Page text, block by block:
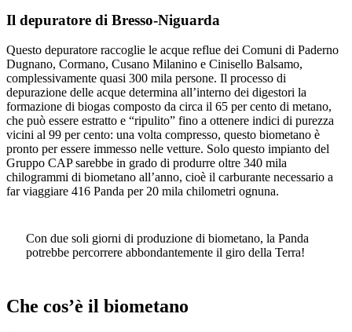
Il depuratore di Bresso-Niguarda
Questo depuratore raccoglie le acque reflue dei Comuni di Paderno
Dugnano, Cormano, Cusano Milanino e Cinisello Balsamo,
complessivamente quasi 300 mila persone. Il processo di
depurazione delle acque determina all’interno dei digestori la
formazione di biogas composto da circa il 65 per cento di metano,
che può essere estratto e “ripulito” fino a ottenere indici di purezza
vicini al 99 per cento: una volta compresso, questo biometano è
pronto per essere immesso nelle vetture. Solo questo impianto del
Gruppo CAP sarebbe in grado di produrre oltre 340 mila
chilogrammi di biometano all’anno, cioè il carburante necessario a
far viaggiare 416 Panda per 20 mila chilometri ognuna.
Con due soli giorni di produzione di biometano, la Panda
potrebbe percorrere abbondantemente il giro della Terra!
Che cos’è il biometano